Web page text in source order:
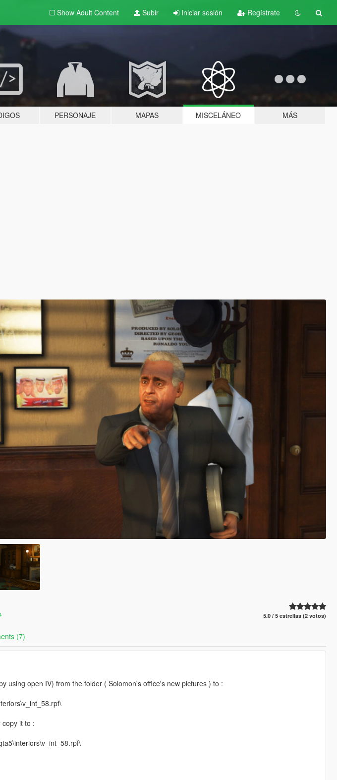
Show Adult Content Subir Iniciar sesión Regístrate
PERSONAJE MAPAS MISCELÁNEO MÁS
5.0 / 5 estrellas (2 votos)
(7)
using open IV) from the folder ( Solomon's office's new pictures ) to :
it to :